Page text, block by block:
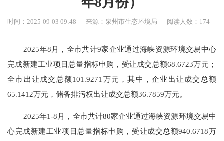
时间：2025-09-03 09:48 来源：泉州市生态环境局 阅读人数： 174
2025年8 月，全市共计9家企业通过海峡资源环境交易中心
完成新建工业项目总量指标申购，受让成交总额68.6723万元；
全市出让成交总额101.9271 万元，其中，企业出让成交总额
65.1412万元，储备排污权出让成交总额36.7859万元。
2025年1-8 月，全市共计80家企业通过海峡资源环境交易中
心完成新建工业项目总量指标申购，受让成交总额940.6718万